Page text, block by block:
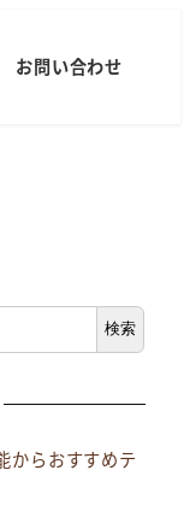
お問い合わせ
検索
からおすすめテ